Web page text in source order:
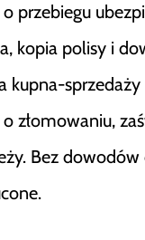
przebiegu
kopia polisy i
kupna-
złomowaniu,
Bez dowodów